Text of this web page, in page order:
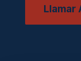
Llamar